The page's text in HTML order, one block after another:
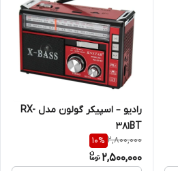
رادیو – اسپیکر گولون مدل RX-
381BT
2,800,000
10%
2,500,000